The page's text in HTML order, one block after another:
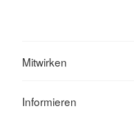
Mitwirken
Informieren